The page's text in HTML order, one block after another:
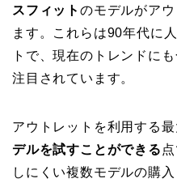
スフィット のモデルがア
ます。これらは90年代に
トで、現在のトレンドに
注目されています。
アウトレットを利用する最
デルを試すことができる
しにくい複数モデルの購